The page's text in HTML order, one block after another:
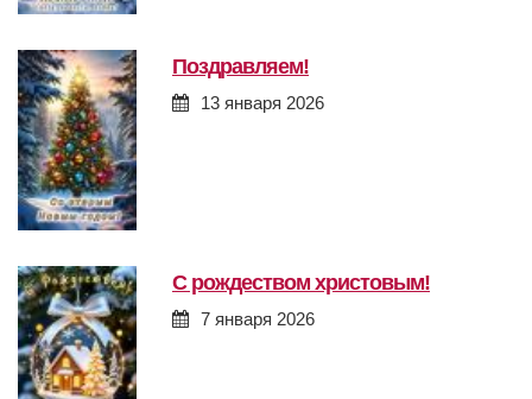
поздравляем!
13 января 2026
с рождеством христовым!
7 января 2026